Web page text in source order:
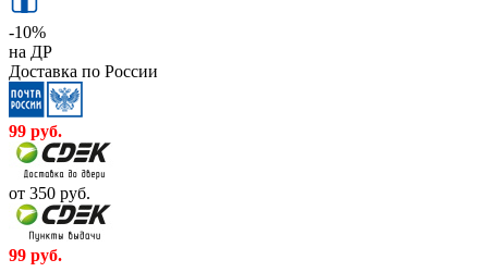
-10%
на ДР
Доставка по России
99 руб.
от 350 руб.
99 руб.